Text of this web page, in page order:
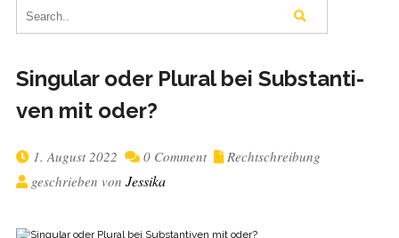
Sin­gu­lar oder Plu­ral bei Sub­stan­ti­
ven mit oder?
1. August 2022 0 Comment
Rechtschreibung
geschrieben von Jessika